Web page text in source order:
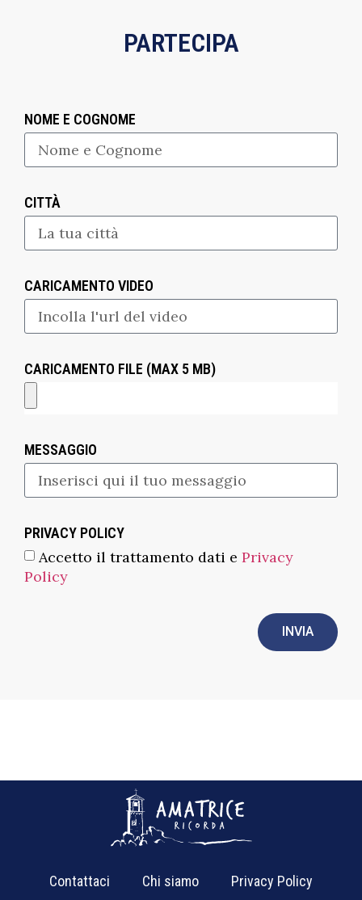
PARTECIPA
NOME E COGNOME
CITTÀ
CARICAMENTO VIDEO
CARICAMENTO FILE (MAX 5 MB)
MESSAGGIO
PRIVACY POLICY
Accetto il trattamento dati e Privacy
Policy
INVIA
Contattaci Chi siamo Privacy Policy